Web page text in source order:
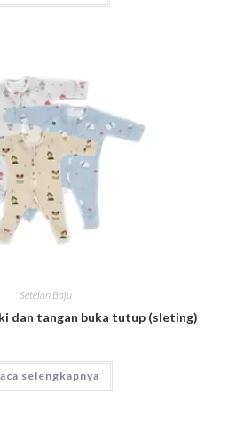
Setelan Baju
dan tangan buka tutup (sleting)
selengkapnya